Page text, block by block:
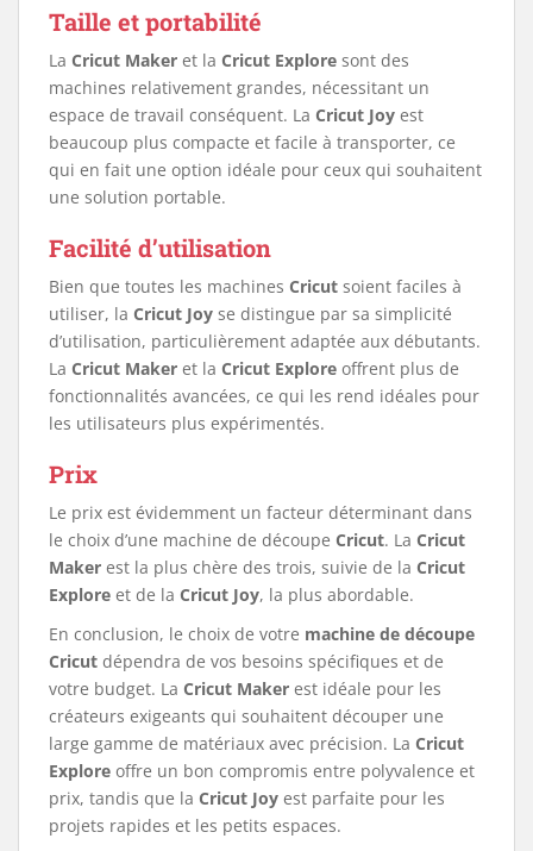
Taille et portabilité
La Cricut Maker et la Cricut Explore sont des
machines relativement grandes, nécessitant un
espace de travail conséquent. La Cricut Joy est
beaucoup plus compacte et facile à transporter, ce
qui en fait une option idéale pour ceux qui souhaitent
une solution portable.
Facilité d’utilisation
Bien que toutes les machines Cricut soient faciles à
utiliser, la Cricut Joy se distingue par sa simplicité
d’utilisation, particulièrement adaptée aux débutants.
La Cricut Maker et la Cricut Explore offrent plus de
fonctionnalités avancées, ce qui les rend idéales pour
les utilisateurs plus expérimentés.
Prix
Le prix est évidemment un facteur déterminant dans
le choix d’une machine de découpe Cricut. La Cricut
Maker est la plus chère des trois, suivie de la Cricut
Explore et de la Cricut Joy, la plus abordable.
En conclusion, le choix de votre machine de découpe
Cricut dépendra de vos besoins spécifiques et de
votre budget. La Cricut Maker est idéale pour les
créateurs exigeants qui souhaitent découper une
large gamme de matériaux avec précision. La Cricut
Explore offre un bon compromis entre polyvalence et
prix, tandis que la Cricut Joy est parfaite pour les
projets rapides et les petits espaces.